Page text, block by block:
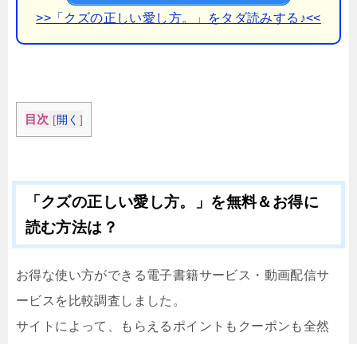
>>「クズの正しい愛し方。」をタダ読みする♪<<
目次 [開く ]
「クズの正しい愛し方。」を無料＆お得に
読む方法は？
お得な使い方ができる電子書籍サービス・動画配信サ
ービスを比較調査しました。
サイトによって、もらえるポイントもクーポンも全然